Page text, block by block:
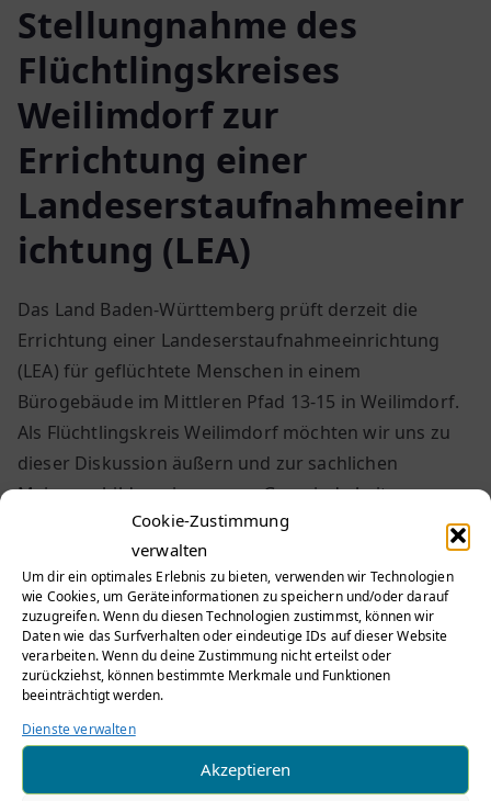
Cookie-Zustimmung
verwalten
Um dir ein optimales Erlebnis zu bieten, verwenden wir Technologien
wie Cookies, um Geräteinformationen zu speichern und/oder darauf
zuzugreifen. Wenn du diesen Technologien zustimmst, können wir
Daten wie das Surfverhalten oder eindeutige IDs auf dieser Website
verarbeiten. Wenn du deine Zustimmung nicht erteilst oder
zurückziehst, können bestimmte Merkmale und Funktionen
beeinträchtigt werden.
Dienste verwalten
Akzeptieren
Stellungnahme des
Flüchtlingskreises
Weilimdorf zur
Errichtung einer
Landeserstaufnahmeeinr
ichtung (LEA)
Das Land Baden-Württemberg prüft derzeit die
Errichtung einer Landeserstaufnahmeeinrichtung
(LEA) für geflüchtete Menschen in einem
Bürogebäude im Mittleren Pfad 13-15 in Weilimdorf.
Als Flüchtlingskreis Weilimdorf möchten wir uns zu
dieser Diskussion äußern und zur sachlichen
Meinungsbildung in unserer Gemeinde beitragen.
Neues Kontaktformular
verfügbar
Wie auf der Vollversammlung am 1. März 2023
angekündigt (siehe Berichterstattung auf